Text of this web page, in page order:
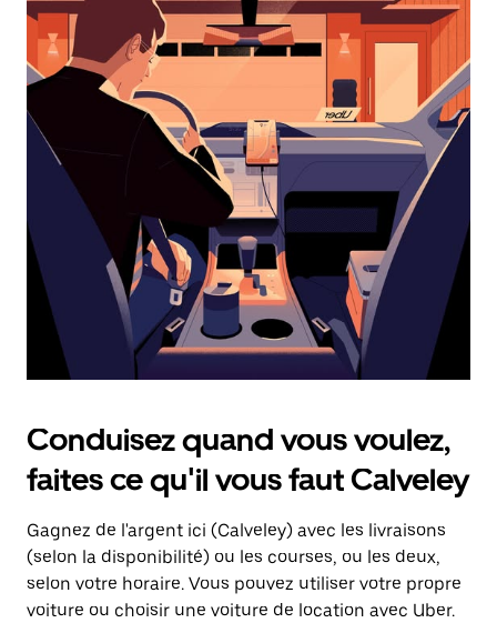
avec
calendrier
et
sélectionner
une
date.
Appuyez
d'échappement
pour
fermer
calendrier.
Conduisez quand vous voulez,
faites ce qu'il vous faut Calveley
Gagnez de l'argent ici (Calveley) avec les livraisons
(selon la disponibilité) ou les courses, ou les deux,
selon votre horaire. Vous pouvez utiliser votre propre
voiture ou choisir une voiture de location avec Uber.